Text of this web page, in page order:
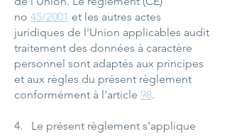
no 45/2001 et les autres actes
juridiques de l'Union applicables audit
traitement des données à caractère
personnel sont adaptés aux principes
et aux règles du présent règlement
conformément à l'article 98.
4. Le présent règlement s'applique